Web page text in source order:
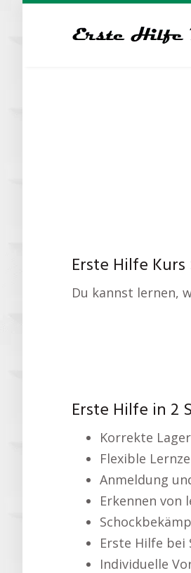
Erste Hilfe
Du kannst lernen,
Erste Hilfe in 2
Korrekte
Flexible
Anmeldung
Erkennen von
Erste Hilfe
Individuelle